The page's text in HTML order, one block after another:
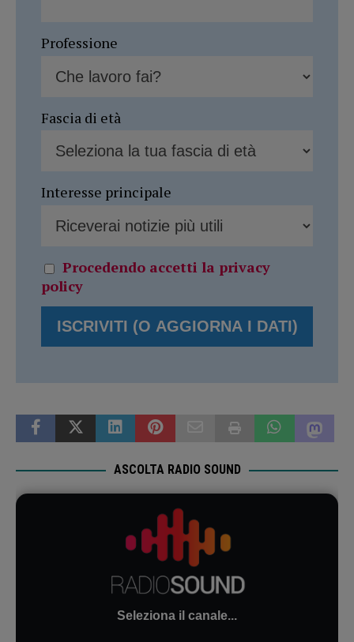
Professione
Fascia di età
Interesse principale
Procedendo accetti la privacy
policy
ASCOLTA RADIO SOUND
Seleziona il canale...